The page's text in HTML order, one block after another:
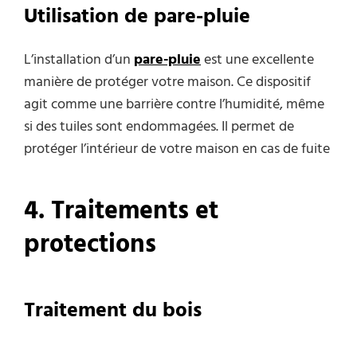
Utilisation de pare-pluie
L’installation d’un pare-pluieest une excellente
manière de protéger votre maison. Ce dispositif
agit comme une barrière contre l’humidité, même
si des tuiles sont endommagées. Il permet de
protéger l’intérieur de votre maison en cas de fuite
4. Traitements et
protections
Traitement du bois